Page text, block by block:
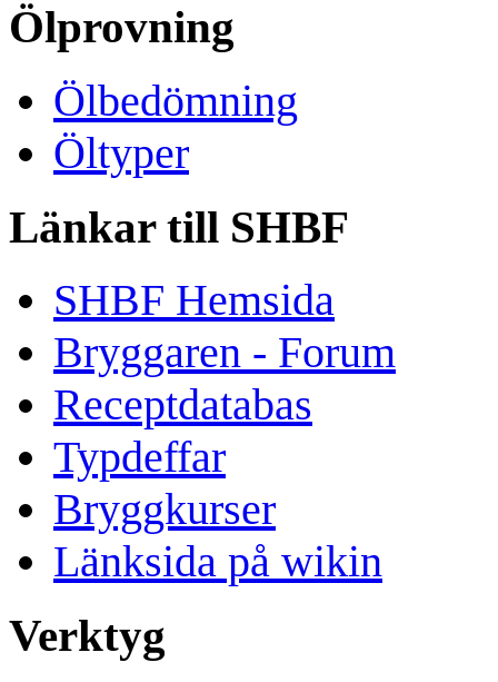
Ölprovning
Ölbedömning
Öltyper
Länkar till SHBF
SHBF Hemsida
Bryggaren - Forum
Receptdatabas
Typdeffar
Bryggkurser
Länksida på wikin
Verktyg